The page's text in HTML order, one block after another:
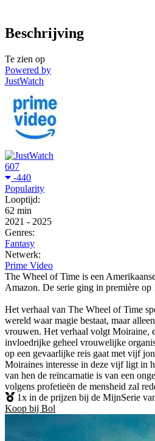
Beschrijving
Te zien op
Powered by
JustWatch
607
-440
Popularity
Looptijd:
62 min
2021 - 2025
Genres:
Fantasy
Netwerk:
Prime Video
The Wheel of Time is een
Amazon. De serie ging in première op
Het verhaal van The Wheel of Time
wereld waar magie bestaat, maar
vrouwen. Het verhaal volgt Moiraine,
invloedrijke geheel vrouwelijke
op een gevaarlijke reis gaat met vijf
Moiraines interesse in deze vijf ligt in
van hen de reïncarnatie is van een
volgens profetieën de mensheid zal
1x in de prijzen bij de MijnSerie
Koop bij Bol